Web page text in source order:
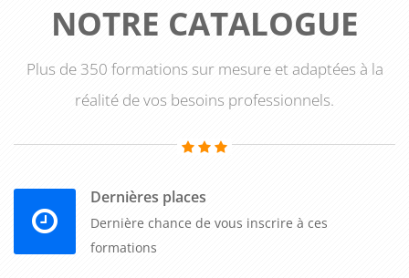
NOTRE CATALOGUE
Plus de 350 formations sur mesure et adaptées à la
réalité de vos besoins professionnels.
Dernières places
Dernière chance de vous inscrire à ces
formations